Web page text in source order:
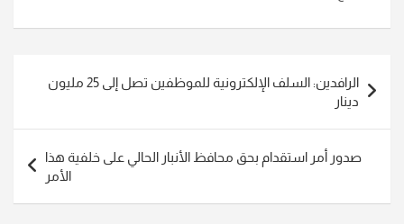
المقالات
الرافدين: السلف الإلكترونية للموظفين تصل إلى 25 مليون
دينار
صدور أمر استقدام بحق محافظ الأنبار الحالي على خلفية هذا
الأمر